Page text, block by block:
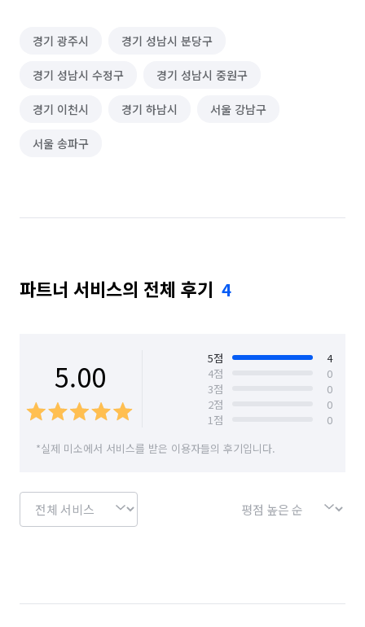
경기 광주시 경기 성남시 분당구
경기 성남시 수정구 경기 성남시 중원구
경기 이천시 경기 하남시 서울 강남구
서울 송파구
파트너 서비스의 전체 후기 4
5.00 5점
4
4점
0
3점
0
2점
0
1점
0
*실제 미소에서 서비스를 받은 이용자들의 후기입니다.